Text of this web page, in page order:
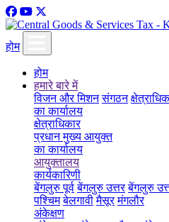
होम
होम
हमारे बारे में
विजन और मिशन संगठन
का कार्यालय
क्षेत्राधिकार
प्रधान मुख्य आयुक्त
का कार्यालय
आयुक्तालय
कार्यकारिणी
बेंगलुरु पूर्व बेंगलुरु उत्तर बेंगलुरु
पश्चिम बेलगावी मैसूर मंगलौर
अंकेक्षण